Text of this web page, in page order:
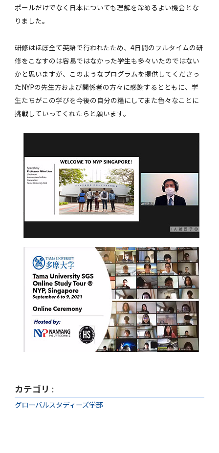
ポールだけでなく日本についても理解を深めるよい機会とな
りました。
研修はほぼ全て英語で行われたため、4日間のフルタイムの研
修をこなすのは容易ではなかった学生も多々いたのではない
かと思いますが、このようなプログラムを提供してくださっ
たNYPの先生方および関係者の方々に感謝するとともに、学
生たちがこの学びを今後の自分の糧にしてまた色々なことに
挑戦していってくれたらと願います。
カテゴリ :
グローバルスタディーズ学部